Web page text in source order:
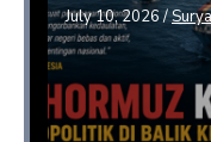
July 10, 2026/Surya